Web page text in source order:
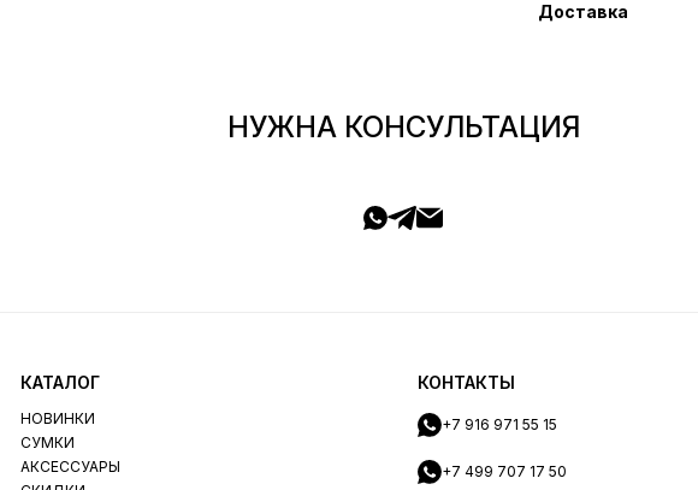
Доставка
НУЖНА КОНСУЛЬТАЦИЯ
КАТАЛОГ
НОВИНКИ
СУМКИ
АКСЕССУАРЫ
КОНТАКТЫ
+7 916 971 55 15
+7 499 707 17 50